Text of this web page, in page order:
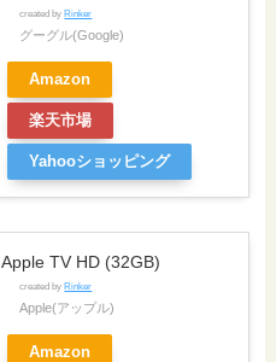
created byRinker
グーグル(Google)
Amazon
楽天市場
Yahooショッピング
Apple TV HD (32GB)
created byRinker
Apple(アップル)
Amazon